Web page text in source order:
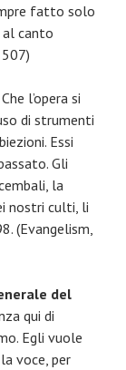
fatto solo
al canto
507)
l’opera si
di strumenti
Essi
Gli
la
nostri culti, li
(Evangelism,
del
qui di
Egli vuole
voce, per